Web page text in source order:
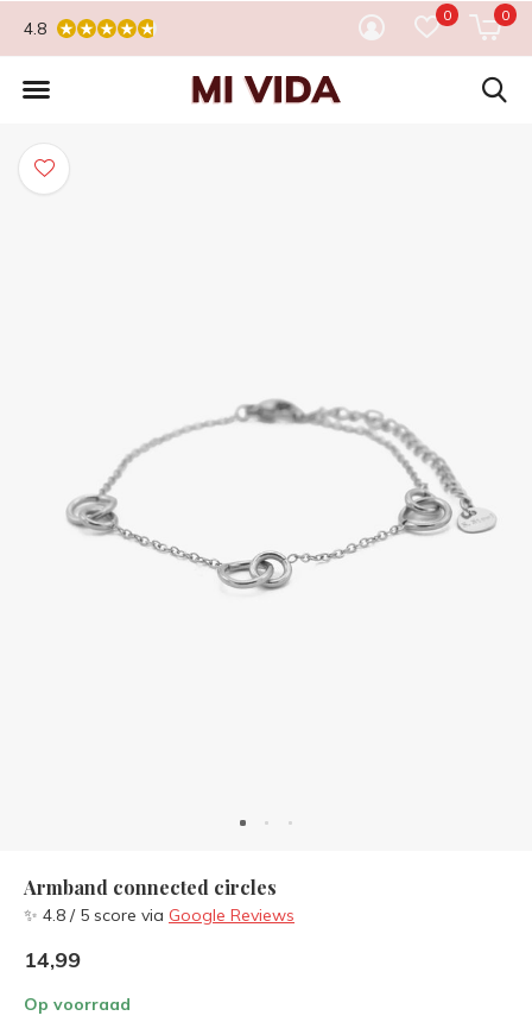
0 0
4.8
Armband connected circles
✨ 4.8 / 5 score via Google Reviews
14,99
Op voorraad